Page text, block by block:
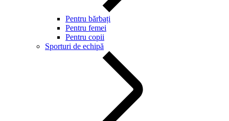
Pentru bărbați
Pentru femei
Pentru copii
Sporturi de echipă